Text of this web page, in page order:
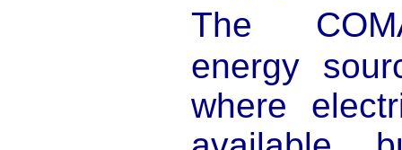
The
energy
where